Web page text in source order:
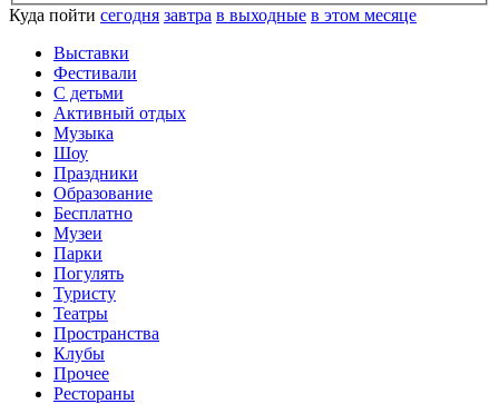
Куда пойти сегодня завтра в выходные в этом месяце
Выставки
Фестивали
С детьми
Активный отдых
Музыка
Шоу
Праздники
Образование
Бесплатно
Музеи
Парки
Погулять
Туристу
Театры
Пространства
Клубы
Прочее
Рестораны